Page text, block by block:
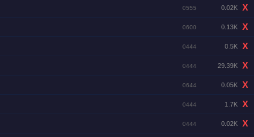
0555 0.02K
X
0600 0.13K
X
0444 0.5K
X
0444 29.39K
X
0644 0.05K
X
0444 1.7K
X
0444 0.02K
X